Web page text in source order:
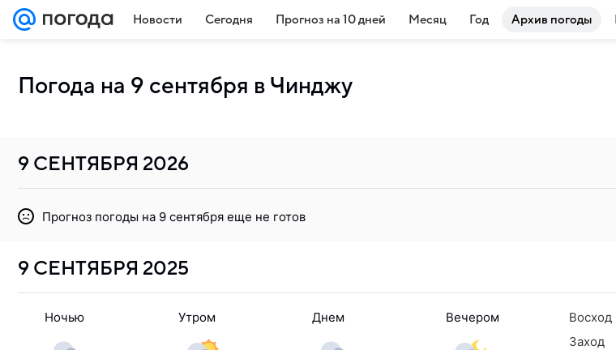
Новости Сегодня Прогноз на 10 дней Месяц Год Архив погоды
Погода на 9 сентября в Чинджу
9 СЕНТЯБРЯ 2026
Прогноз погоды на 9 сентября еще не готов
9 СЕНТЯБРЯ 2025
Ночью Утром Днем Вечером Восход
Заход